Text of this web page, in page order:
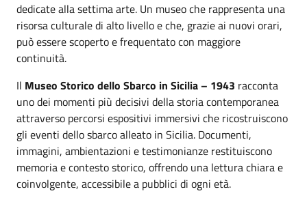
dedicate alla settima arte. Un museo che rappresenta una
risorsa culturale di alto livello e che, grazie ai nuovi orari,
può essere scoperto e frequentato con maggiore
continuità.
Il Museo Storico dello Sbarco in Sicilia – 1943 racconta
uno dei momenti più decisivi della storia contemporanea
attraverso percorsi espositivi immersivi che ricostruiscono
gli eventi dello sbarco alleato in Sicilia. Documenti,
immagini, ambientazioni e testimonianze restituiscono
memoria e contesto storico, offrendo una lettura chiara e
coinvolgente, accessibile a pubblici di ogni età.